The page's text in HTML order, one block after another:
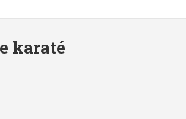
karaté